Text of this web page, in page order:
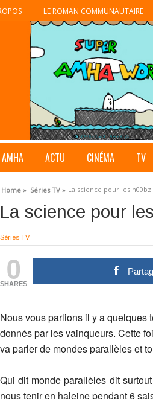
LE ROMAN COMMUNAUTAIRE
AMHA ACTU CINÉMA TV
Home » Séries TV » La science pour les n00bz
La science pour
Séries TV
0
SHARES
Nous vous parlions il y a quelques
donnés par les vainqueurs. Cette
va parler de mondes parallèles et
Qui dit monde parallèles dit
nous tenir en haleine pendant 6